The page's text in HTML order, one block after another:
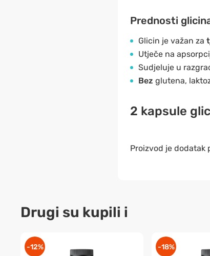
Prednosti
Glicin je važan za
Utječe na
Sudjeluje u
Bez glutena,
2 kapsule
Proizvod je dodatak
Drugi su kupili i
-12% -18%